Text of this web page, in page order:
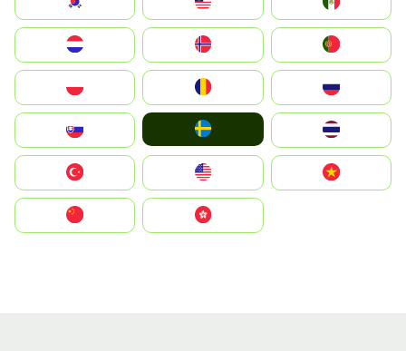
United States
中國香港特別行政區